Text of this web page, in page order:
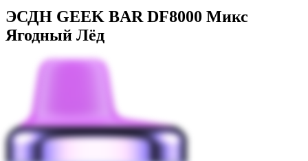
ЭСДН GEEK BAR DF8000 Микс
Ягодный Лёд